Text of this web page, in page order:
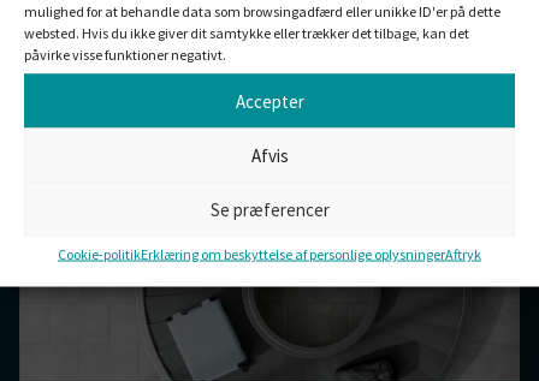
mulighed for at behandle data som browsingadfærd eller unikke ID'er på dette
websted. Hvis du ikke giver dit samtykke eller trækker det tilbage, kan det
påvirke visse funktioner negativt.
Accepter
Afvis
Se præferencer
Cookie-politikErklæring om beskyttelse af personlige oplysningerAftryk